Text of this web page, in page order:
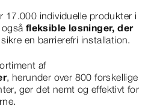
17.000 individuelle produkter i
fleksible løsninger, der
en barrierefri installation.
af
, herunder over 800 forskellige
gør det nemt og effektivt for